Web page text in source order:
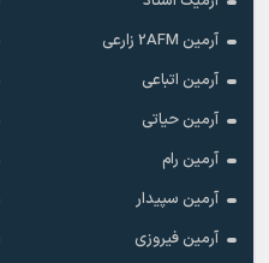
آرمین 2AFM زارعی
آرمین اتباعی
آرمین حیاتی
آرمین رام
آرمین سپیدار
آرمین فیروزی